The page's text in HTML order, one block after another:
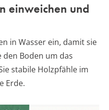
einweichen und
in Wasser ein, damit sie
den Boden um das
stabile Holzpfähle im
Erde.